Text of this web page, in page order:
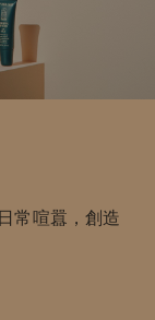
常喧囂，創造